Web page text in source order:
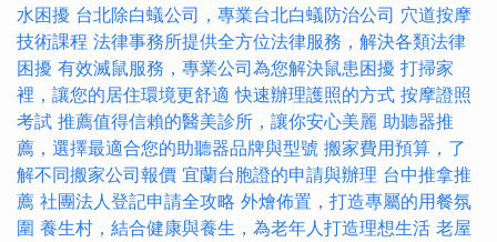
水困擾 台北除白蟻公司，專業台北白蟻防治公司 穴道按摩
技術課程 法律事務所提供全方位法律服務，解決各類法律
困擾 有效滅鼠服務，專業公司為您解決鼠患困擾 打掃家
裡，讓您的居住環境更舒適 快速辦理護照的方式 按摩證照
考試 推薦值得信賴的醫美診所，讓你安心美麗 助聽器推
薦，選擇最適合您的助聽器品牌與型號 搬家費用預算，了
解不同搬家公司報價 宜蘭台胞證的申請與辦理 台中推拿推
薦 社團法人登記申請全攻略 外燴佈置，打造專屬的用餐氛
圍 養生村，結合健康與養生，為老年人打造理想生活 老屋